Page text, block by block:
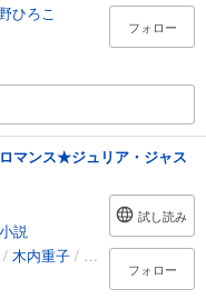
ひろこ
フォロー
マンス★ジュリア・ジャス
説
/ 木内重子 / 遠坂恵子
試し読み
フォロー